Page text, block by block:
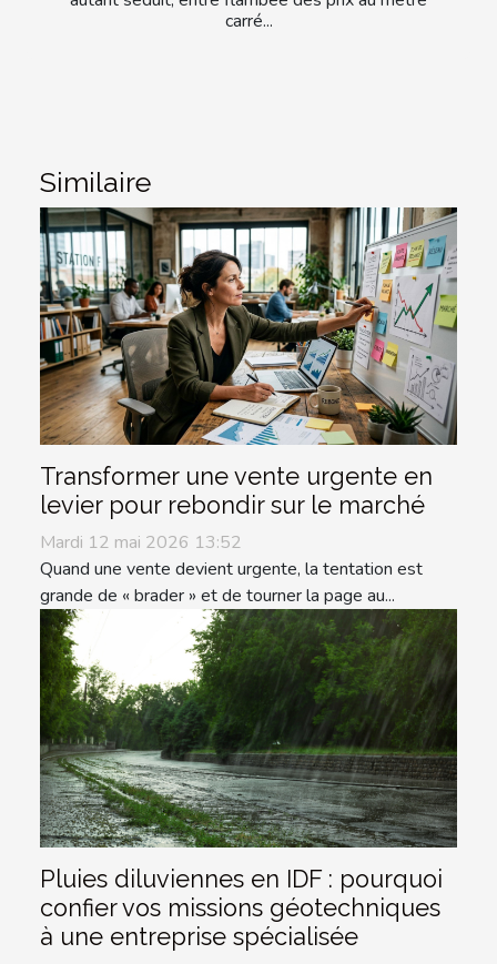
carré...
Similaire
Transformer une vente urgente en
levier pour rebondir sur le marché
Mardi 12 mai 2026 13:52
Quand une vente devient urgente, la tentation est
grande de « brader » et de tourner la page au...
Pluies diluviennes en IDF : pourquoi
confier vos missions géotechniques
à une entreprise spécialisée